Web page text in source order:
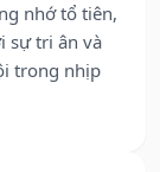
nhớ tổ tiên,
sự tri ân và
trong nhịp